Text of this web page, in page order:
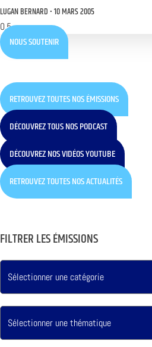
LUGAN BERNARD 10 MARS 2005
NOUS SOUTENIR
RETROUVEZ TOUTES NOS ÉMISSIONS
DÉCOUVREZ TOUS NOS PODCAST
DÉCOUVREZ NOS VIDÉOS YOUTUBE
RETROUVEZ TOUTES NOS ACTUALITÉS
FILTRER LES ÉMISSIONS